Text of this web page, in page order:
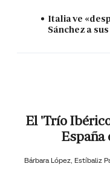
Italia ve
Sánchez a
El 'Trío
Bárbara López, Estíbaliz